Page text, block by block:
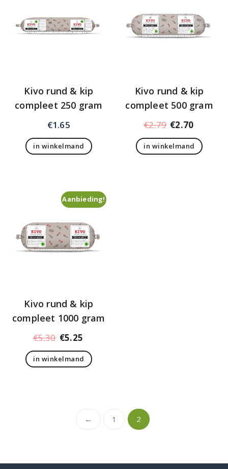
Kivo rund & kip
compleet 250 gram
€1.65
in winkelmand
Kivo rund & kip
compleet 500 gram
€2.79
prijs
was:
€2.70
prijs
is:
in winkelmand
Aanbieding!
Kivo rund & kip
compleet 1000 gram
€5.30 Oorspronkelijke
prijs
was:
€5.25
prijs
is:
in winkelmand
← 1 2